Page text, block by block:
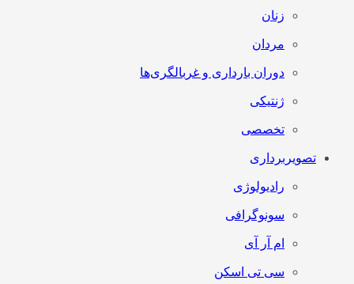
زنان
مردان
دوران بارداری و غربالگری‌ها
ژنتیکی
تخصصی
تصویربرداری
رادیولوژی
سونوگرافی
ام آر آی
سی تی اسکن